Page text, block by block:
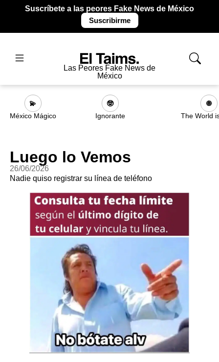
Suscríbete a las peores Fake News de México
Suscribirme
Las Peores Fake News de
México
💫
México Mágico
🤓
Ignorante
🌐
The World
Luego lo Vemos
26/06/2026
Nadie quiso registrar su línea de teléfono